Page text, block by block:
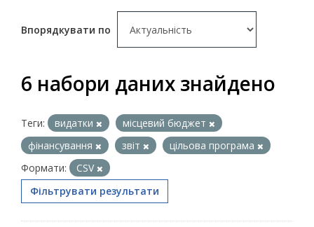
Впорядкувати по
6 набори даних знайдено
Теги: видатки
місцевий бюджет
фінансування
звіт
цільова програма
Формати:
CSV
Фільтрувати результати